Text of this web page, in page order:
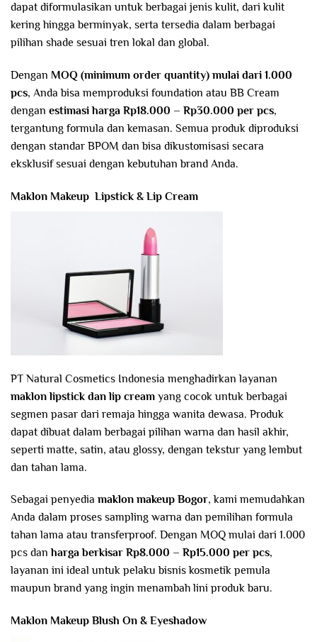
dapat diformulasikan untuk berbagai jenis kulit, dari kulit
kering hingga berminyak, serta tersedia dalam berbagai
pilihan shade sesuai tren lokal dan global.
Dengan MOQ (minimum order quantity) mulai dari 1.000
pcs, Anda bisa memproduksi foundation atau BB Cream
dengan estimasi harga Rp18.000 – Rp30.000 per pcs,
tergantung formula dan kemasan. Semua produk diproduksi
dengan standar BPOM dan bisa dikustomisasi secara
eksklusif sesuai dengan kebutuhan brand Anda.
Maklon Makeup Lipstick & Lip Cream
PT Natural Cosmetics Indonesia menghadirkan layanan
maklon lipstick dan lip cream yang cocok untuk berbagai
segmen pasar dari remaja hingga wanita dewasa. Produk
dapat dibuat dalam berbagai pilihan warna dan hasil akhir,
seperti matte, satin, atau glossy, dengan tekstur yang lembut
dan tahan lama.
Sebagai penyedia maklon makeup Bogor, kami memudahkan
Anda dalam proses sampling warna dan pemilihan formula
tahan lama atau transferproof. Dengan MOQ mulai dari 1.000
pcs danharga berkisar Rp8.000 – Rp15.000 per pcs,
layanan ini ideal untuk pelaku bisnis kosmetik pemula
maupun brand yang ingin menambah lini produk baru.
Maklon Makeup Blush On & Eyeshadow